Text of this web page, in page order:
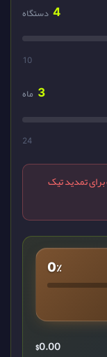
4 دستگاه
10
3 ماه
24
برای تمدید تیک
0%
$0.00